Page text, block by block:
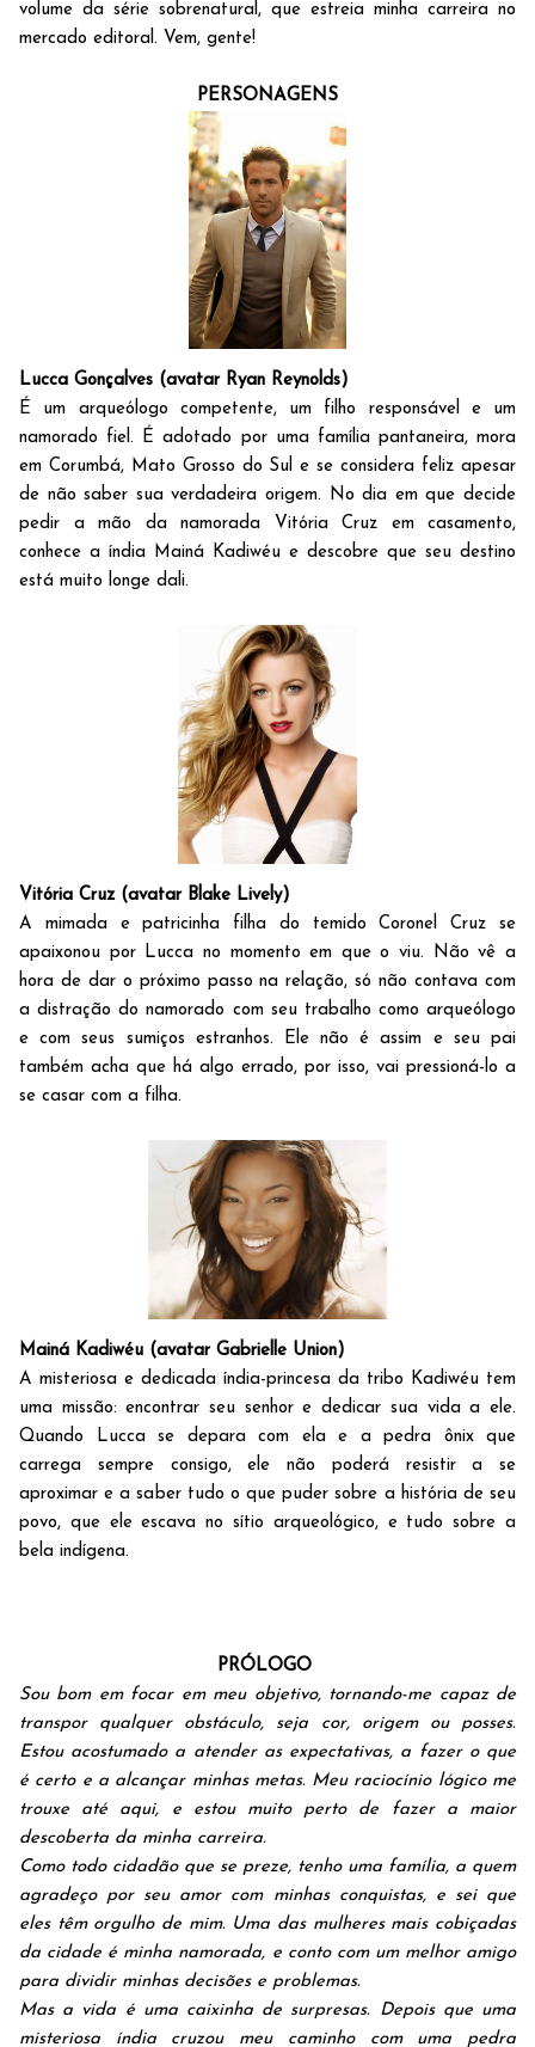
volume da série sobrenatural, que estreia minha carreira no
mercado editoral. Vem, gente!
PERSONAGENS
Lucca Gonçalves (avatar Ryan Reynolds)
É um arqueólogo competente, um filho responsável e um
namorado fiel. É adotado por uma família pantaneira, mora
em Corumbá, Mato Grosso do Sul e se considera feliz apesar
de não saber sua verdadeira origem. No dia em que decide
pedir a mão da namorada Vitória Cruz em casamento,
conhece a índia Mainá Kadiwéu e descobre que seu destino
está muito longe dali.
Vitória Cruz (avatar Blake Lively)
A mimada e patricinha filha do temido Coronel Cruz se
apaixonou por Lucca no momento em que o viu. Não vê a
hora de dar o próximo passo na relação, só não contava com
a distração do namorado com seu trabalho como arqueólogo
e com seus sumiços estranhos. Ele não é assim e seu pai
também acha que há algo errado, por isso, vai pressioná-lo a
se casar com a filha.
Mainá Kadiwéu (avatar Gabrielle Union)
A misteriosa e dedicada índia-princesa da tribo Kadiwéu tem
uma missão: encontrar seu senhor e dedicar sua vida a ele.
Quando Lucca se depara com ela e a pedra ônix que
carrega sempre consigo, ele não poderá resistir a se
aproximar e a saber tudo o que puder sobre a história de seu
povo, que ele escava no sítio arqueológico, e tudo sobre a
bela indígena.
PRÓLOGO
Sou bom em focar em meu objetivo, tornando-me capaz de
transpor qualquer obstáculo, seja cor, origem ou posses.
Estou acostumado a atender as expectativas, a fazer o que
é certo e a alcançar minhas metas. Meu raciocínio lógico me
trouxe até aqui, e estou muito perto de fazer a maior
descoberta da minha carreira.
Como todo cidadão que se preze, tenho uma família, a quem
agradeço por seu amor com minhas conquistas, e sei que
eles têm orgulho de mim. Uma das mulheres mais cobiçadas
da cidade é minha namorada, e conto com um melhor amigo
para dividir minhas decisões e problemas.
Mas a vida é uma caixinha de surpresas. Depois que uma
misteriosa índia cruzou meu caminho com uma pedra